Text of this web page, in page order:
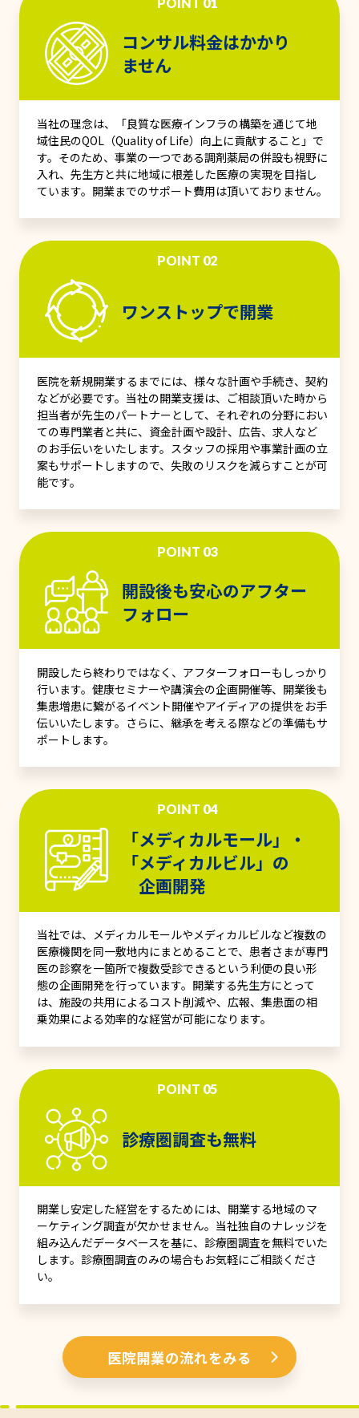
POINT 01
コンサル料金はかかり
ません
当社の理念は、「良質な医療インフラの構築を通じて地
域住民のQOL（Quality of Life）向上に貢献すること」で
す。そのため、事業の一つである調剤薬局の併設も視野に
入れ、先生方と共に地域に根差した医療の実現を目指し
ています。開業までのサポート費用は頂いておりません。
POINT 02
ワンストップで開業
医院を新規開業するまでには、様々な計画や手続き、契約
などが必要です。当社の開業支援は、ご相談頂いた時から
担当者が先生のパートナーとして、それぞれの分野におい
ての専門業者と共に、資金計画や設計、広告、求人など
のお手伝いをいたします。スタッフの採用や事業計画の立
案もサポートしますので、失敗のリスクを減らすことが可
能です。
POINT 03
開設後も安心のアフター
フォロー
開設したら終わりではなく、アフターフォローもしっかり
行います。健康セミナーや講演会の企画開催等、開業後も
集患増患に繋がるイベント開催やアイディアの提供をお手
伝いいたします。さらに、継承を考える際などの準備もサ
ポートします。
POINT 04
「メディカルモール」・
「メディカルビル」の
企画開発
当社では、メディカルモールやメディカルビルなど複数の
医療機関を同一敷地内にまとめることで、患者さまが専門
医の診察を一箇所で複数受診できるという利便の良い形
態の企画開発を行っています。開業する先生方にとって
は、施設の共用によるコスト削減や、広報、集患面の相
乗効果による効率的な経営が可能になります。
POINT 05
診療圏調査も無料
開業し安定した経営をするためには、開業する地域のマ
ーケティング調査が欠かせません。当社独自のナレッジを
組み込んだデータベースを基に、診療圏調査を無料でいた
します。診療圏調査のみの場合もお気軽にご相談くださ
い。
医院開業の流れをみる